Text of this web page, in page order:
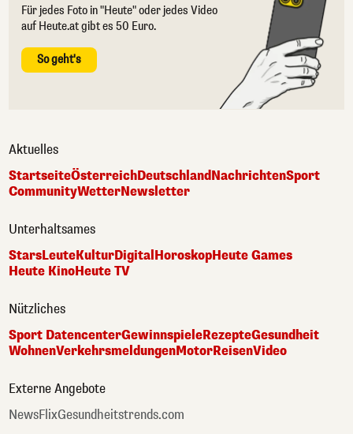
Für jedes Foto in "Heute" oder jedes Video
auf Heute.at gibt es 50 Euro.
So geht's
Aktuelles
StartseiteÖsterreichDeutschlandNachrichtenSport
CommunityWetterNewsletter
Unterhaltsames
StarsLeuteKulturDigitalHoroskopHeute Games
Heute KinoHeute TV
Nützliches
Sport DatencenterGewinnspieleRezepteGesundheit
WohnenVerkehrsmeldungenMotorReisenVideo
Externe Angebote
NewsFlixGesundheitstrends.com